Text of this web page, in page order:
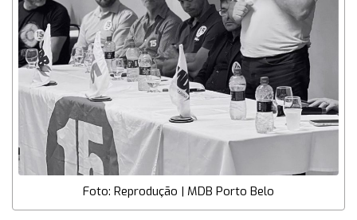
Foto: Reprodução | MDB Porto Belo